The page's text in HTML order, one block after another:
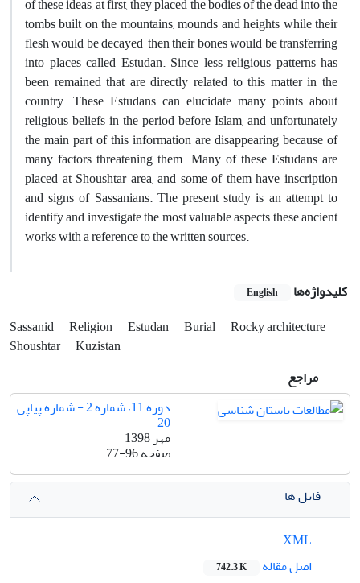
tombs built on the mountains, mounds and heights while their
flesh would be decayed, then their bones would be transferring
into places called Estudan. Since less religious patterns has
been remained that are directly related to this matter in the
country. These Estudans can elucidate many points about
religious beliefs in the period before Islam, and unfortunately
the main part of this information are disappearing because of
many factors threatening them. Many of these Estudans are
placed at Shoushtar area, and some of them have inscription
and signs of Sassanians. The present study is an attempt to
identify and investigate the most valuable aspects these ancient
works with a reference to the written sources.
کلیدواژه‌ها English
Sassanid Religion Estudan Burial
Rocky architecture
Shoushtar Kuzistan
مراجع
دوره 11، شماره 2 - شماره پیاپی
20
مهر 1398
صفحه77-96
فایل ها
اصل مقاله
742.3 K